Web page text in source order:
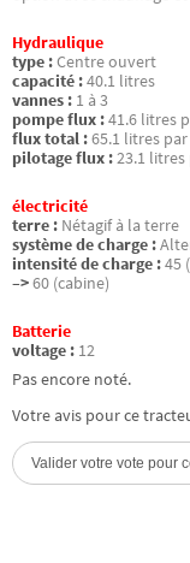
Hydraulique
type :Centre ouvert
capacité :40.1 litres
vannes : 1 à 3
pompe flux :41.6 litres
flux total :65.1 litres
pilotage flux :23.1
électricité
terre : Nétagif à la terre
système de charge :
intensité de charge :45
–>60 (cabine)
Batterie
voltage : 12
Pas encore noté.
Votre avis pour ce